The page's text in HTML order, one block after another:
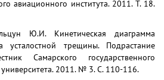
авиационного института. 2011. Т. 18.
Ю.И. Кинетическая диаграмма
усталостной трещины. Подрастание
Самарского государственного
2011. № 3. С. 110-116.